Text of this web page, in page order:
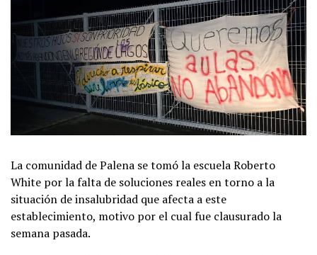
La comunidad de Palena se tomó la escuela Roberto
White por la falta de soluciones reales en torno a la
situación de insalubridad que afecta a este
establecimiento, motivo por el cual fue clausurado la
semana pasada.